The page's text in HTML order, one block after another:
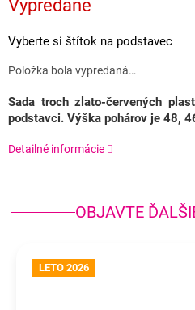
cena:
Vypredané
Vyberte si štítok na podstavec
Položka bola vypredaná…
Sada troch zlato-červených
podstavci. Výška pohárov je 48,
Detailné informácie
OBJAVTE
LETO 2026